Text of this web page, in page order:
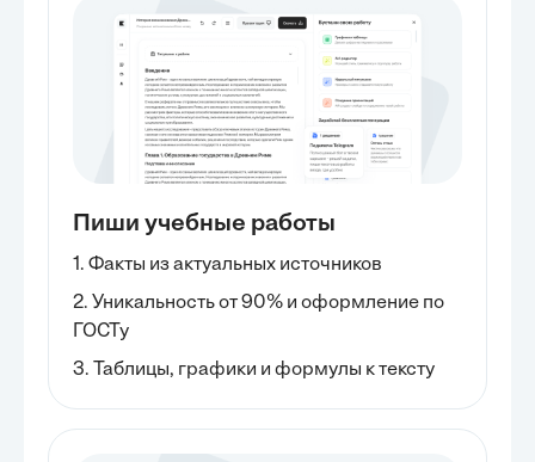
Пиши учебные работы
1. Факты из актуальных источников
2. Уникальность от 90% и оформление по
ГОСТу
3. Таблицы, графики и формулы к тексту